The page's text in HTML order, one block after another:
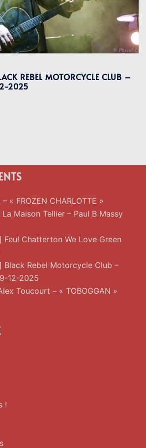
REBEL MOTORCYCLE CLUB –
2025
« FROZEN CHARLOTTE »
Maison Tellier – Paul B Massy
Feu! Chatterton We Love Green
Black Rebel Motorcycle Club –
12-2025
Toucourt – « TOBOGGAN »
!